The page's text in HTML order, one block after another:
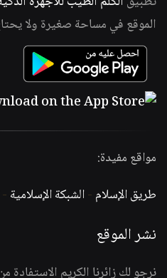
الموقع في مساحة صغيرة ولا
مواقع مفيدة:
طريق الإسلام -الشبكة الإسلامية -
نشر الموقع
نرجو لك زائرنا الكريم الاستفادة